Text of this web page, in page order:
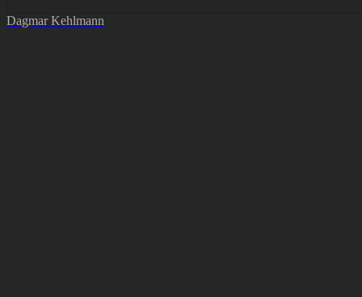
Dagmar Kehlmann